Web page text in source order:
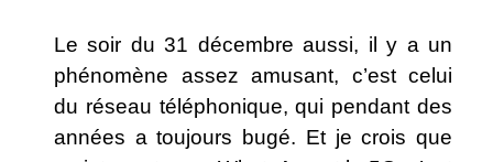
Le soir du 31 décembre aussi, il y a un
phénomène assez amusant, c’est celui
du réseau téléphonique, qui pendant des
années a toujours bugé. Et je crois que